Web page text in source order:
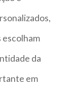
da
em